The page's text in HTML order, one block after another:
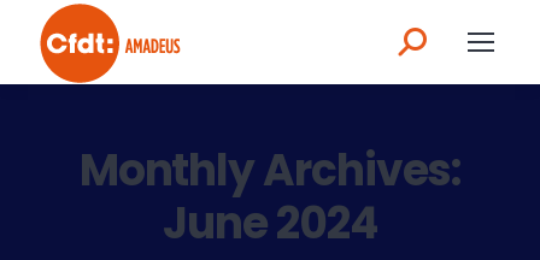
Monthly Archives:
June 2024